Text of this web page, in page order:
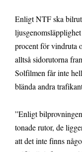
Enligt NTF ska
procent för vindruta
alltså sidorutorna
Solfilmen får inte
blända andra
”Enligt
tonade rutor, de
att det inte finns